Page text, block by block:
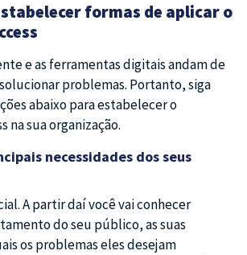
formas de aplicar o
e as ferramentas digitais andam de
problemas. Portanto, siga
abaixo para estabelecer o
na sua organização.
necessidades dos seus
A partir daí você vai conhecer
do seu público, as suas
os problemas eles desejam